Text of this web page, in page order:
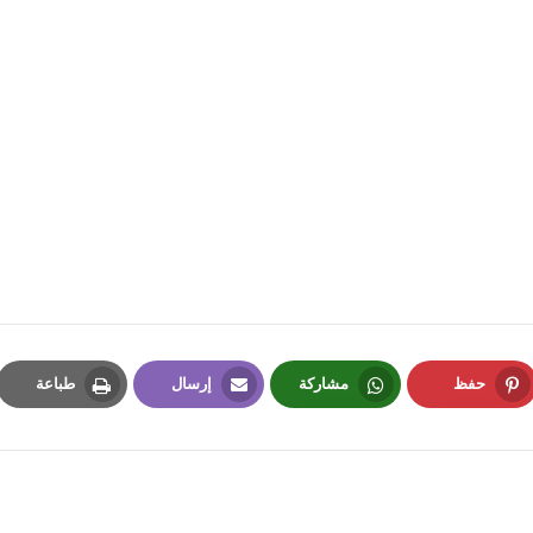
حفظ مشاركة إرسال طباعة
04 يونيو 2021